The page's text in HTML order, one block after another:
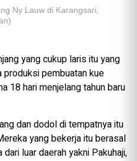
Ny Lauw di Karangsari,
yang cukup laris itu yang
pembuatan kue
18 hari menjelang tahun baru
dan dodol di tempatnya itu
yang bekerja itu berasal
luar daerah yakni Pakuhaji,